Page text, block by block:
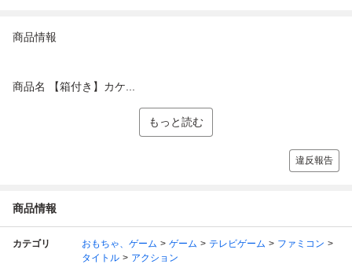
商品情報
商品名 【箱付き】カケ...
もっと読む
違反報告
商品情報
カテゴリ おもちゃ、ゲーム ゲーム テレビゲーム
ファミコン
タイトル
アクション